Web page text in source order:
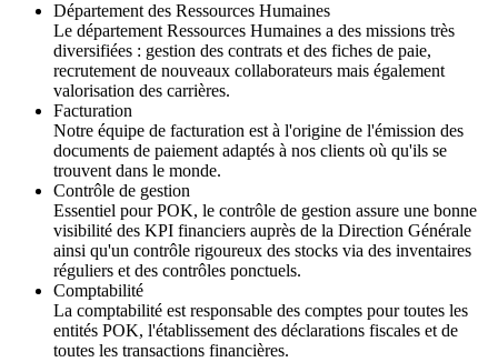
Département des Ressources Humaines
Le département Ressources Humaines a des missions très
diversifiées : gestion des contrats et des fiches de paie,
recrutement de nouveaux collaborateurs mais également
valorisation des carrières.
Facturation
Notre équipe de facturation est à l'origine de l'émission des
documents de paiement adaptés à nos clients où qu'ils se
trouvent dans le monde.
Contrôle de gestion
Essentiel pour POK, le contrôle de gestion assure une bonne
visibilité des KPI financiers auprès de la Direction Générale
ainsi qu'un contrôle rigoureux des stocks via des inventaires
réguliers et des contrôles ponctuels.
Comptabilité
La comptabilité est responsable des comptes pour toutes les
entités POK, l'établissement des déclarations fiscales et de
toutes les transactions financières.